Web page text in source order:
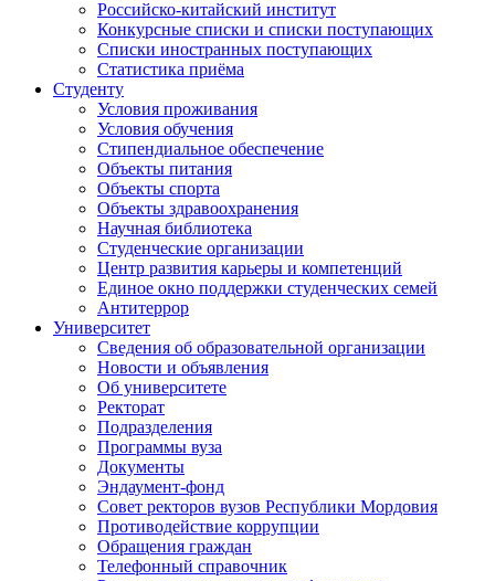
Российско-китайский институт
Конкурсные списки и списки поступающих
Списки иностранных поступающих
Статистика приёма
Студенту
Условия проживания
Условия обучения
Стипендиальное обеспечение
Объекты питания
Объекты спорта
Объекты здравоохранения
Научная библиотека
Студенческие организации
Центр развития карьеры и компетенций
Единое окно поддержки студенческих семей
Антитеррор
Университет
Сведения об образовательной организации
Новости и объявления
Об университете
Ректорат
Подразделения
Программы вуза
Документы
Эндаумент-фонд
Совет ректоров вузов Республики Мордовия
Противодействие коррупции
Обращения граждан
Телефонный справочник